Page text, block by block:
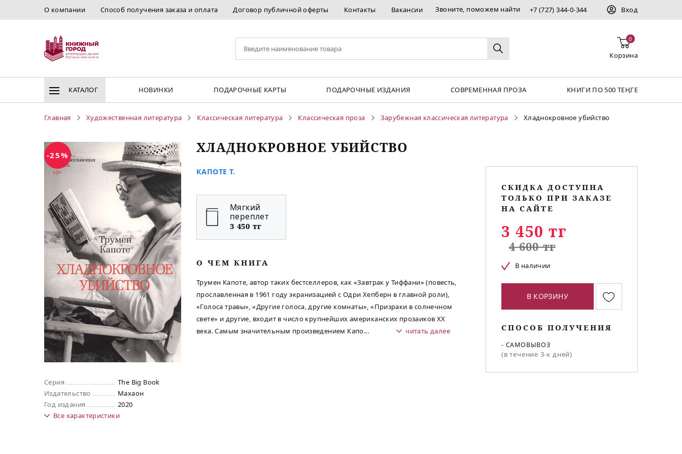
О компании Способ получения заказа и оплата Договор публичной оферты Контакты Вакансии Звоните, поможем найти +7 (727) 344-0-344 Вход
0
Корзина
КАТАЛОГ НОВИНКИ ПОДАРОЧНЫЕ КАРТЫ ПОДАРОЧНЫЕ ИЗДАНИЯ СОВРЕМЕННАЯ ПРОЗА КНИГИ ПО 500 ТЕҢГЕ
Главная Художественная литература Классическая литература Классическая проза Зарубежная классическая литература Хладнокровное убийство
-25%
Серия
The Big Book
Издательство
Махаон
Год издания
2020
Все характеристики
ХЛАДНОКРОВНОЕ УБИЙСТВО
КАПОТЕ Т.
Мягкий
переплет
3 450 тг
O ЧЕМ КНИГА
Трумен Капоте, автор таких бестселлеров, как «Завтрак у Тиффани» (повесть,
прославленная в 1961 году экранизацией с Одри Хепберн в главной роли),
«Голоса травы», «Другие голоса, другие комнаты», «Призраки в солнечном
свете» и другие, входит в число крупнейших американских прозаиков XX
века. Самым значительным произведением Капо... читать далее
СКИДКА ДОСТУПНА
ТОЛЬКО ПРИ ЗАКАЗЕ
НА САЙТЕ
3 450 тг
4 600 тг
В наличии
В КОРЗИНУ
СПОСОБ ПОЛУЧЕНИЯ
- САМОВЫВОЗ
(в течение 3-х дней)